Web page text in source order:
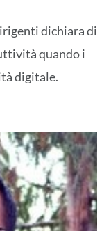
dichiara di
quando i
digitale.